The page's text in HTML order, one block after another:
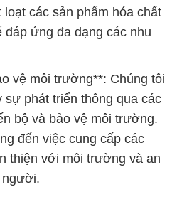
các sản phẩm hóa chất
đáp ứng đa dạng các nhu
vệ môi trường**: Chúng tôi
sự phát triển thông qua các
bộ và bảo vệ môi trường.
đến việc cung cấp các
thiện với môi trường và an
người.